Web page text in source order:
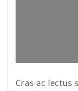
Cras ac